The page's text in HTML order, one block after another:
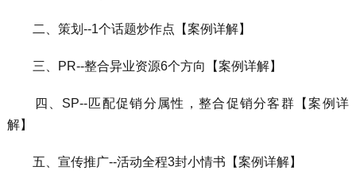
二、策划--1个话题炒作点【案例详解】
三、PR--整合异业资源6个方向【案例详解】
四、SP--匹配促销分属性，整合促销分客群【案例详
解】
五、宣传推广--活动全程3封小情书【案例详解】